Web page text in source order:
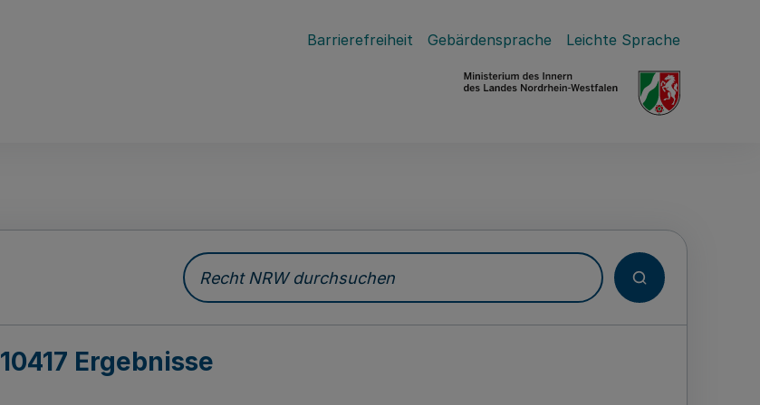
Barrierefreiheit Gebärdensprache Leichte Sprache
Recht NRW durchsuchen
10417 Ergebnisse